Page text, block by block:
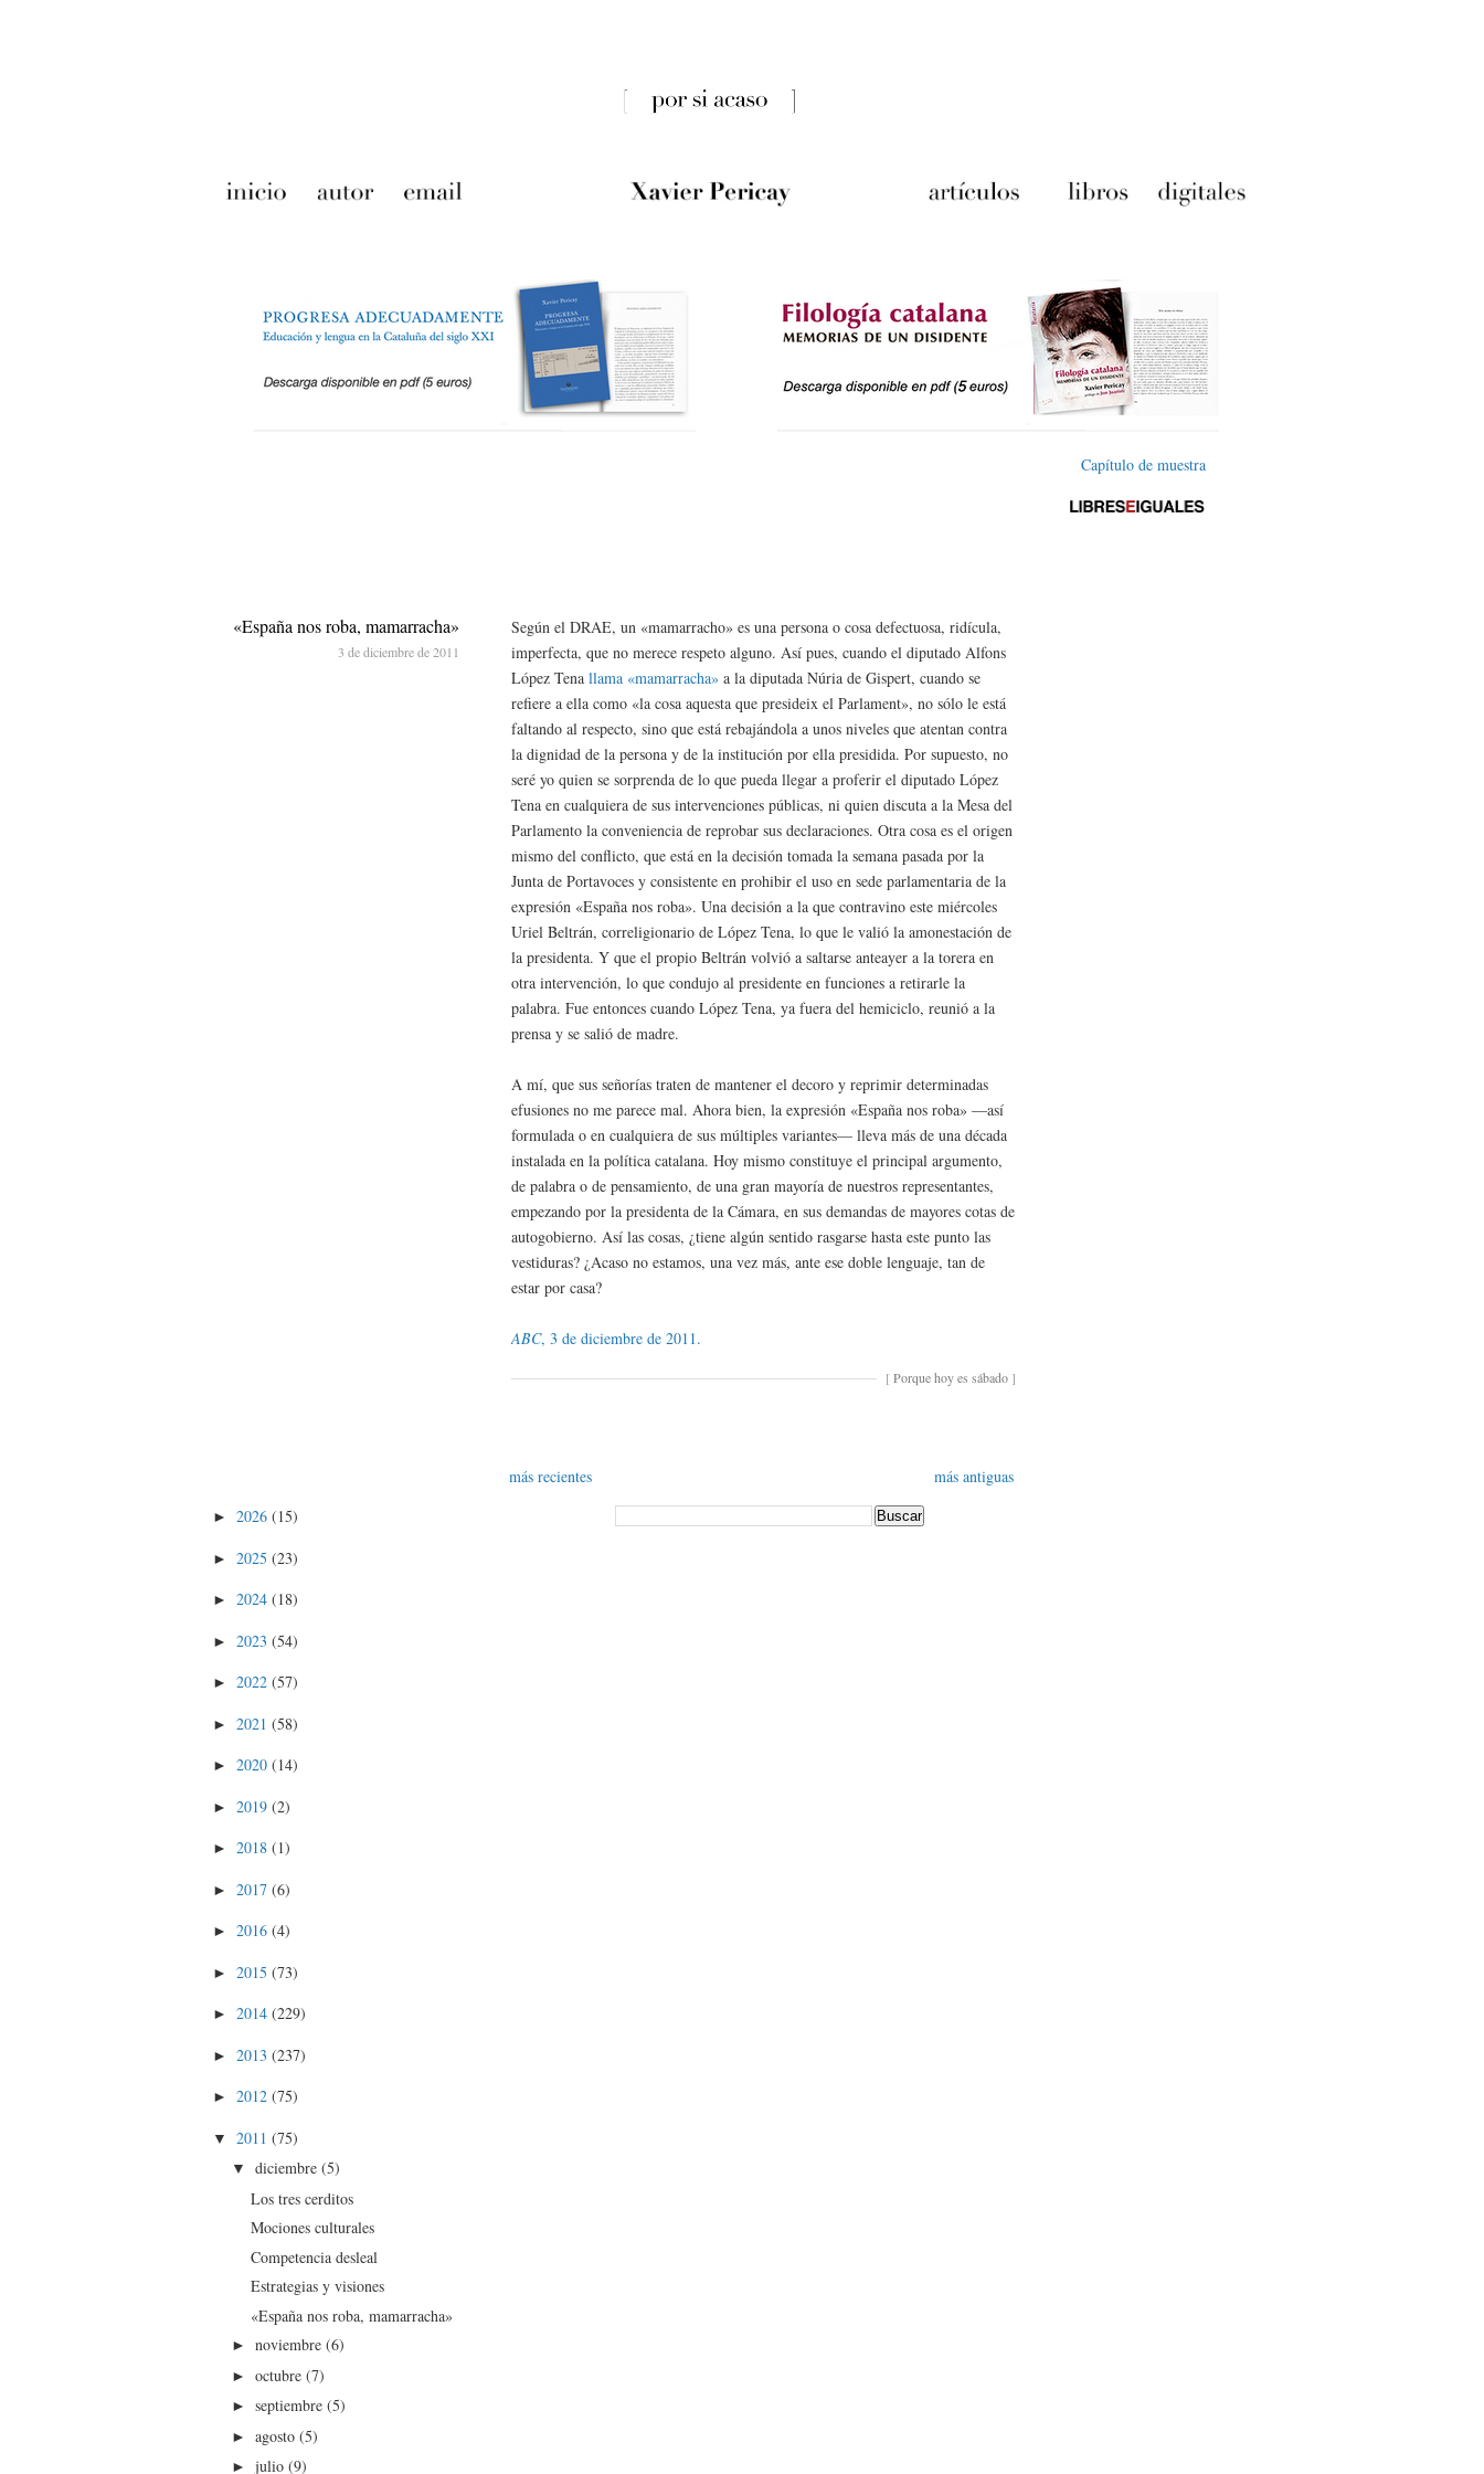
Capítulo de muestra
Según el DRAE, un «mamarracho» es una persona o cosa defectuosa, ridícula,
imperfecta, que no merece respeto alguno. Así pues, cuando el diputado Alfons
López Tenallama «mamarracha» a la diputada Núria de Gispert, cuando se
refiere a ella como «la cosa aquesta que presideix el Parlament», no sólo le está
faltando al respecto, sino que está rebajándola a unos niveles que atentan contra
la dignidad de la persona y de la institución por ella presidida. Por supuesto, no
seré yo quien se sorprenda de lo que pueda llegar a proferir el diputado López
Tena en cualquiera de sus intervenciones públicas, ni quien discuta a la Mesa del
Parlamento la conveniencia de reprobar sus declaraciones. Otra cosa es el origen
mismo del conflicto, que está en la decisión tomada la semana pasada por la
Junta de Portavoces y consistente en prohibir el uso en sede parlamentaria de la
expresión «España nos roba». Una decisión a la que contravino este miércoles
Uriel Beltrán, correligionario de López Tena, lo que le valió la amonestación de
la presidenta. Y que el propio Beltrán volvió a saltarse anteayer a la torera en
otra intervención, lo que condujo al presidente en funciones a retirarle la
palabra. Fue entonces cuando López Tena, ya fuera del hemiciclo, reunió a la
prensa y se salió de madre.
A mí, que sus señorías traten de mantener el decoro y reprimir determinadas
efusiones no me parece mal. Ahora bien, la expresión «España nos roba» —así
formulada o en cualquiera de sus múltiples variantes— lleva más de una década
instalada en la política catalana. Hoy mismo constituye el principal argumento,
de palabra o de pensamiento, de una gran mayoría de nuestros representantes,
empezando por la presidenta de la Cámara, en sus demandas de mayores cotas de
autogobierno. Así las cosas, ¿tiene algún sentido rasgarse hasta este punto las
vestiduras? ¿Acaso no estamos, una vez más, ante ese doble lenguaje, tan de
estar por casa?
ABC, 3 de diciembre de 2011.
[Porque hoy es sábado ]
«España nos roba, mamarracha»
3 de diciembre de 2011
más recientes más antiguas
►2026(15)
►2025(23)
►2024(18)
►2023(54)
►2022(57)
►2021(58)
►2020(14)
►2019(2)
►2018(1)
►2017(6)
►2016(4)
►2015(73)
►2014(229)
►2013(237)
►2012(75)
▼2011(75)
▼diciembre(5)
Los tres cerditos
Mociones culturales
Competencia desleal
Estrategias y visiones
«España nos roba, mamarracha»
►noviembre(6)
►octubre(7)
►septiembre(5)
►agosto(5)
►julio(9)